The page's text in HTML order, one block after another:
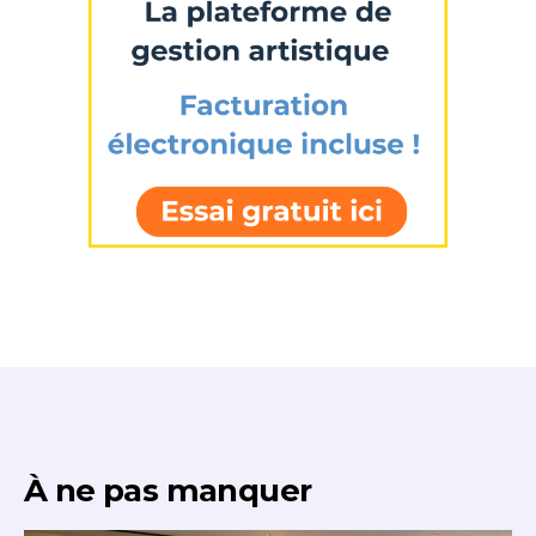
J'accepte lestermes et conditions
* Champ obligatoire
À ne pas manquer